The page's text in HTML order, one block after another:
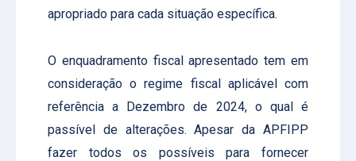
apropriado para cada situação específica.
O enquadramento fiscal apresentado tem em
consideração o regime fiscal aplicável com
referência a Dezembro de 2024, o qual é
passível de alterações. Apesar da APFIPP
fazer todos os possíveis para fornecer